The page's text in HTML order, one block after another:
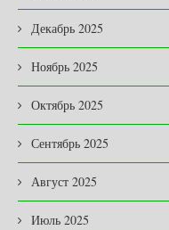
Декабрь 2025
Ноябрь 2025
Октябрь 2025
Сентябрь 2025
Август 2025
Июль 2025